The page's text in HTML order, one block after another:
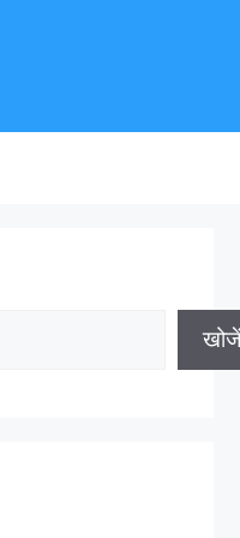
खोजें